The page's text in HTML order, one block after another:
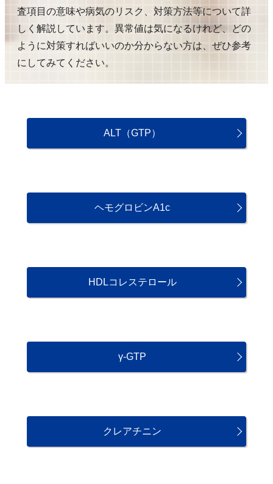
査項目の意味や病気のリスク、対策方法等について詳
しく解説しています。異常値は気になるけれど、どの
ように対策すればいいのか分からない方は、ぜひ参考
にしてみてください。
ALT（GTP）
ヘモグロビンA1c
HDLコレステロール
γ-GTP
クレアチニン